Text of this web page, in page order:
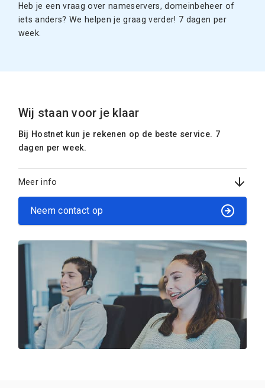
Heb je een vraag over nameservers, domeinbeheer of
iets anders? We helpen je graag verder! 7 dagen per
week.
Wij staan voor je klaar
Bij Hostnet kun je rekenen op de beste service. 7
dagen per week.
Meer info
Neem contact op